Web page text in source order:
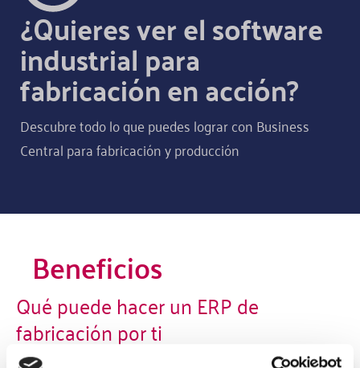
¿Quieres ver el software
industrial para
fabricación en acción?
Descubre todo lo que puedes lograr con Business
Central para fabricación y producción
Beneficios
Qué puede hacer un ERP de
fabricación por ti